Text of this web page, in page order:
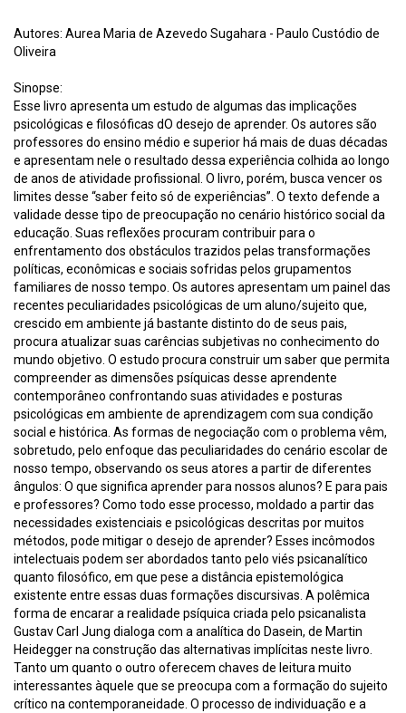
Autores: Aurea Maria de Azevedo Sugahara - Paulo Custódio de
Oliveira
Sinopse:
Esse livro apresenta um estudo de algumas das implicações
psicológicas e filosóficas dO desejo de aprender. Os autores são
professores do ensino médio e superior há mais de duas décadas
e apresentam nele o resultado dessa experiência colhida ao longo
de anos de atividade profissional. O livro, porém, busca vencer os
limites desse “saber feito só de experiências”. O texto defende a
validade desse tipo de preocupação no cenário histórico social da
educação. Suas reflexões procuram contribuir para o
enfrentamento dos obstáculos trazidos pelas transformações
políticas, econômicas e sociais sofridas pelos grupamentos
familiares de nosso tempo. Os autores apresentam um painel das
recentes peculiaridades psicológicas de um aluno/sujeito que,
crescido em ambiente já bastante distinto do de seus pais,
procura atualizar suas carências subjetivas no conhecimento do
mundo objetivo. O estudo procura construir um saber que permita
compreender as dimensões psíquicas desse aprendente
contemporâneo confrontando suas atividades e posturas
psicológicas em ambiente de aprendizagem com sua condição
social e histórica. As formas de negociação com o problema vêm,
sobretudo, pelo enfoque das peculiaridades do cenário escolar de
nosso tempo, observando os seus atores a partir de diferentes
ângulos: O que significa aprender para nossos alunos? E para pais
e professores? Como todo esse processo, moldado a partir das
necessidades existenciais e psicológicas descritas por muitos
métodos, pode mitigar o desejo de aprender? Esses incômodos
intelectuais podem ser abordados tanto pelo viés psicanalítico
quanto filosófico, em que pese a distância epistemológica
existente entre essas duas formações discursivas. A polêmica
forma de encarar a realidade psíquica criada pelo psicanalista
Gustav Carl Jung dialoga com a analítica do Dasein, de Martin
Heidegger na construção das alternativas implícitas neste livro.
Tanto um quanto o outro oferecem chaves de leitura muito
interessantes àquele que se preocupa com a formação do sujeito
crítico na contemporaneidade. O processo de individuação e a